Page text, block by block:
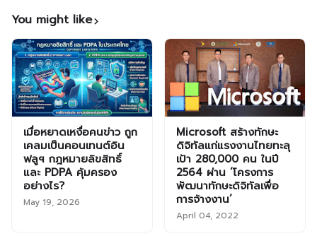
You might like
เมื่อหยาดเหงื่อคนข่าว ถูก
เคลมเป็นคอนเทนต์อิน
ฟลูฯ กฎหมายลิขสิทธิ์
และ PDPA คุ้มครอง
อย่างไร?
May 19, 2026
Microsoft สร้างทักษะ
ดิจิทัลแก่แรงงานไทยทะลุ
เป้า 280,000 คน ในปี
2564 ผ่าน ‘โครงการ
พัฒนาทักษะดิจิทัลเพื่อ
การจ้างงาน’
April 04, 2022